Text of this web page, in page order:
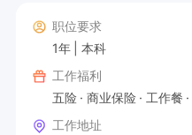
职位要求
1年
本科
工作福利
五险
商业保险 工作餐
工作地址